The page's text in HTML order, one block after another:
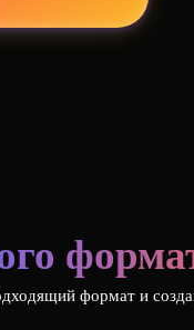
формат и